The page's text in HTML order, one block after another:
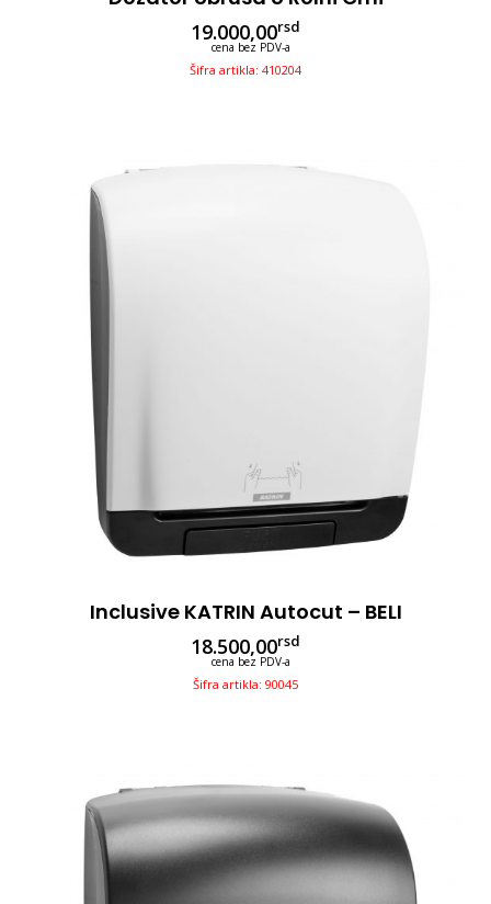
19.000,00rsd
cena bez PDV-a
Šifra artikla: 410204
Inclusive KATRIN Autocut – BELI
18.500,00rsd
cena bez PDV-a
Šifra artikla: 90045